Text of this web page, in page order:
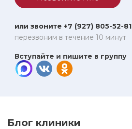
или звоните +7 (927) 805-52-81
перезвоним в течение 10 минут
Вступайте и пишите в группу
Блог клиники